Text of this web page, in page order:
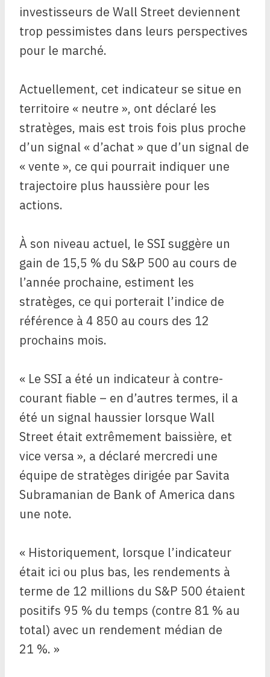
investisseurs de Wall Street deviennent
trop pessimistes dans leurs perspectives
pour le marché.
Actuellement, cet indicateur se situe en
territoire « neutre », ont déclaré les
stratèges, mais est trois fois plus proche
d’un signal « d’achat » que d’un signal de
« vente », ce qui pourrait indiquer une
trajectoire plus haussière pour les
actions.
À son niveau actuel, le SSI suggère un
gain de 15,5 % du S&P 500 au cours de
l’année prochaine, estiment les
stratèges, ce qui porterait l’indice de
référence à 4 850 au cours des 12
prochains mois.
« Le SSI a été un indicateur à contre-
courant fiable – en d’autres termes, il a
été un signal haussier lorsque Wall
Street était extrêmement baissière, et
vice versa », a déclaré mercredi une
équipe de stratèges dirigée par Savita
Subramanian de Bank of America dans
une note.
« Historiquement, lorsque l’indicateur
était ici ou plus bas, les rendements à
terme de 12 millions du S&P 500 étaient
positifs 95 % du temps (contre 81 % au
total) avec un rendement médian de
21 %. »